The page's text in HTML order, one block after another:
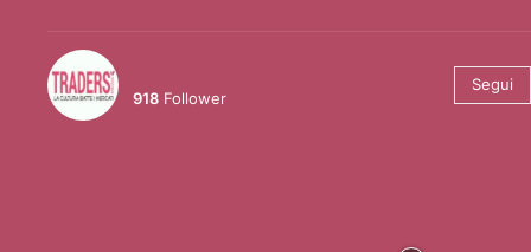
918 Follower
Segui